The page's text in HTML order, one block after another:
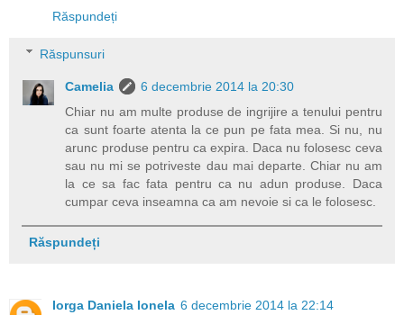
Răspundeți
Răspunsuri
Camelia
6 decembrie 2014 la 20:30
Chiar nu am multe produse de ingrijire a tenului pentru
ca sunt foarte atenta la ce pun pe fata mea. Si nu, nu
arunc produse pentru ca expira. Daca nu folosesc ceva
sau nu mi se potriveste dau mai departe. Chiar nu am
la ce sa fac fata pentru ca nu adun produse. Daca
cumpar ceva inseamna ca am nevoie si ca le folosesc.
Răspundeți
Iorga Daniela Ionela 6 decembrie 2014 la 22:14